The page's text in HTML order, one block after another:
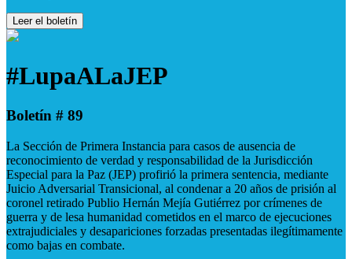
Leer el boletín
#LupaALaJEP
Boletín # 89
La Sección de Primera Instancia para casos de ausencia de
reconocimiento de verdad y responsabilidad de la Jurisdicción
Especial para la Paz (JEP) profirió la primera sentencia, mediante
Juicio Adversarial Transicional, al condenar a 20 años de prisión al
coronel retirado Publio Hernán Mejía Gutiérrez por crímenes de
guerra y de lesa humanidad cometidos en el marco de ejecuciones
extrajudiciales y desapariciones forzadas presentadas ilegítimamente
como bajas en combate.